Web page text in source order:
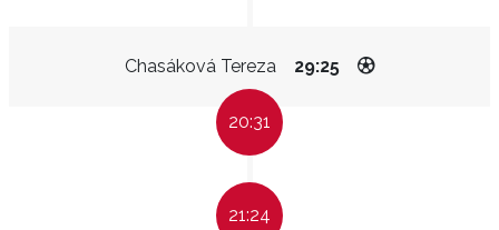
Chasáková Tereza 29:25
20:31
21:24